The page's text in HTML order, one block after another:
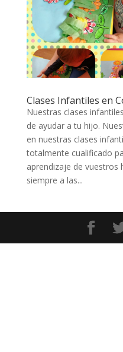
Clases Infantiles en
Nuestras clases
de ayudar a tu hijo.
en nuestras clases
totalmente cualificado
aprendizaje de vuestros
siempre a las...